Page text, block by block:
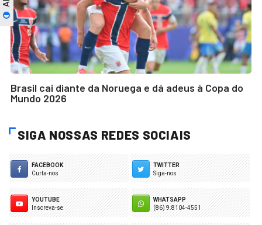
Brasil cai diante da Noruega e dá adeus à Copa do
Mundo 2026
SIGA NOSSAS REDES SOCIAIS
FACEBOOK
Curta-nos
TWITTER
Siga-nos
YOUTUBE
Inscreva-se
WHATSAPP
(86) 9.8104-4551